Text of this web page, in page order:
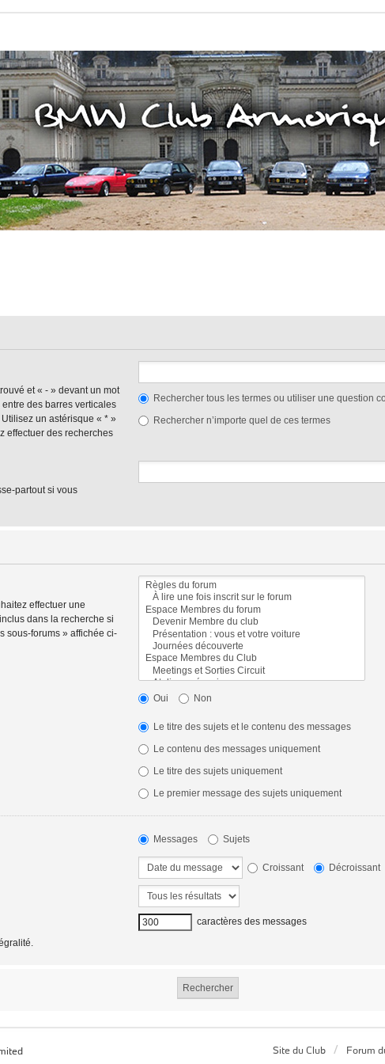
et « - » devant un mot
des barres verticales
un astérisque « * »
effectuer des recherches
Rechercher tous les termes ou utiliser une question
Rechercher n’importe quel de ces termes
partout si vous
effectuer une
dans la recherche si
sous-forums » affichée ci-
Oui Non
Le titre des sujets et le contenu des messages
Le contenu des messages uniquement
Le titre des sujets uniquement
Le premier message des sujets uniquement
Messages Sujets
Croissant Décroissant
caractères des messages
Site du Club Forum